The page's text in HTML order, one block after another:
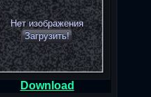
Нет изображения
Загрузить!
Download